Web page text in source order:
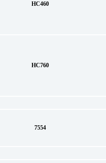
HC460
HC760
7554